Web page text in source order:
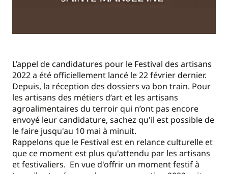
L’appel de candidatures pour le Festival des artisans
2022 a été officiellement lancé le 22 février dernier.
Depuis, la réception des dossiers va bon train. Pour
les artisans des métiers d’art et les artisans
agroalimentaires du terroir qui n’ont pas encore
envoyé leur candidature, sachez qu'il est possible de
le faire jusqu'au 10 mai à minuit.
Rappelons que le Festival est en relance culturelle et
que ce moment est plus qu'attendu par les artisans
et festivaliers. En vue d'offrir un moment festif à